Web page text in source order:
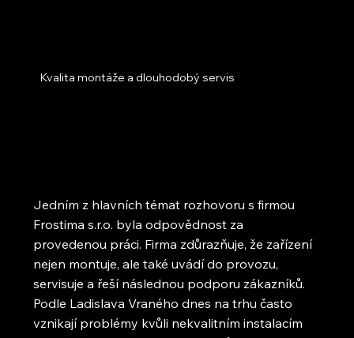
Kvalita montáže a dlouhodobý servis
Jedním z hlavních témat rozhovoru s firmou
Frostima s.r.o. byla odpovědnost za
provedenou práci. Firma zdůrazňuje, že zařízení
nejen montuje, ale také uvádí do provozu,
servisuje a řeší následnou podporu zákazníků.
Podle Ladislava Vraného dnes na trhu často
vznikají problémy kvůli nekvalitním instalacím